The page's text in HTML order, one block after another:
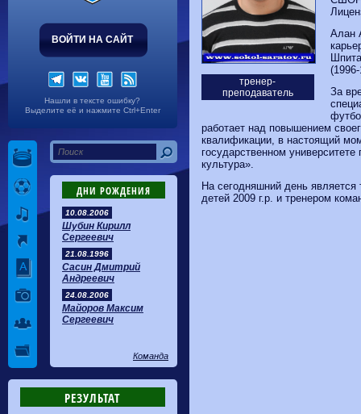
ВОЙТИ НА САЙТ
Нашли в тексте ошибку?
Выделите её и нажмите Ctrl+Enter
ДНИ РОЖДЕНИЯ
10.08.2006
Шубин Кирилл
Сергеевич
21.08.1996
Сасин Дмитрий
Андреевич
24.08.2006
Майоров Максим
Сергеевич
Команда
РЕЗУЛЬТАТ
тренер-
преподаватель
Алан
(1996-
За
работает над повышением
квалификации, в настоящий
государственном
культура».
На сегодняшний день является
детей 2009 г.р. и тренером
Калуга
0-1 Сибирь